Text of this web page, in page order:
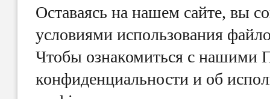
Оставаясь на нашем сайте, вы
условиями использования
Чтобы ознакомиться с нашими
конфиденциальности и об